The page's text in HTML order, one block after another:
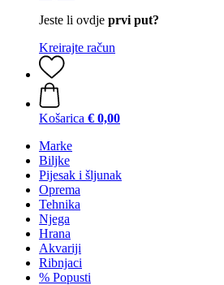
Jeste li ovdje prvi put?
Kreirajte račun
Košarica € 0,00
Marke
Biljke
Pijesak i šljunak
Oprema
Tehnika
Njega
Hrana
Akvariji
Ribnjaci
% Popusti